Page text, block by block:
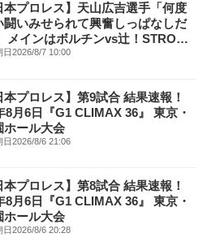
njpwworld1972/
njpwworld_official/
本プロレス】天山広吉選手「何度
闘いみせられて興奮しっぱなしだ
メインはボルチンvs辻！STRONG
級王者とIWGPヘビー級王者が激
日2026/8/7 10:00
本プロレス】第9試合 結果速報！
8月6日『G1 CLIMAX 36』 東京・
ホール大会
日2026/8/6 21:06
本プロレス】第8試合 結果速報！
8月6日『G1 CLIMAX 36』 東京・
ホール大会
日2026/8/6 20:28